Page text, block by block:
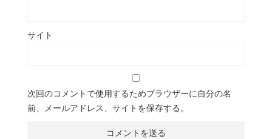
サイト
次回のコメントで使用するためブラウザーに自分の名
前、メールアドレス、サイトを保存する。